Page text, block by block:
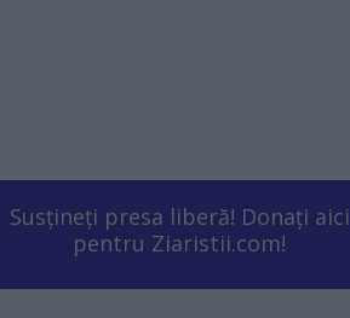
Susțineți presa liberă! Donați aici
pentru Ziaristii.com!